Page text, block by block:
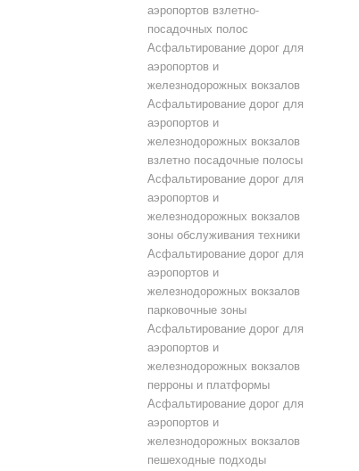
аэропортов взлетно-
посадочных полос
Асфальтирование дорог для
аэропортов и
железнодорожных вокзалов
Асфальтирование дорог для
аэропортов и
железнодорожных вокзалов
взлетно посадочные полосы
Асфальтирование дорог для
аэропортов и
железнодорожных вокзалов
зоны обслуживания техники
Асфальтирование дорог для
аэропортов и
железнодорожных вокзалов
парковочные зоны
Асфальтирование дорог для
аэропортов и
железнодорожных вокзалов
перроны и платформы
Асфальтирование дорог для
аэропортов и
железнодорожных вокзалов
пешеходные подходы